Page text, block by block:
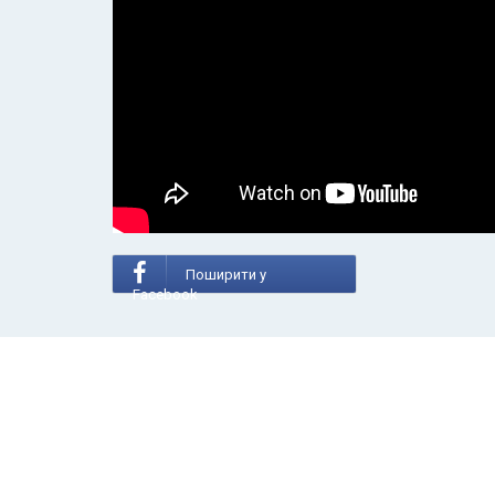
Поширити у
Facebook